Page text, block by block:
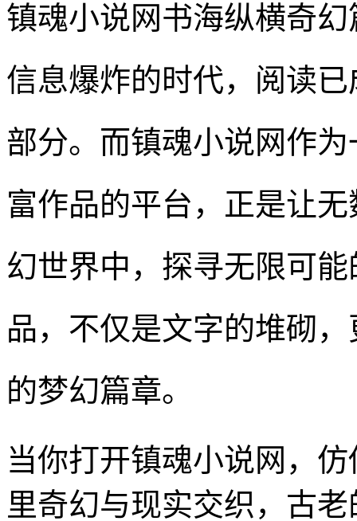
镇魂小说网书海纵横奇
信息爆炸的时代，阅读
部分。而镇魂小说网作
富作品的平台，正是让
幻世界中，探寻无限可
品，不仅是文字的堆砌
的梦幻篇章。
当你打开镇魂小说网，
里奇幻与现实交织，古